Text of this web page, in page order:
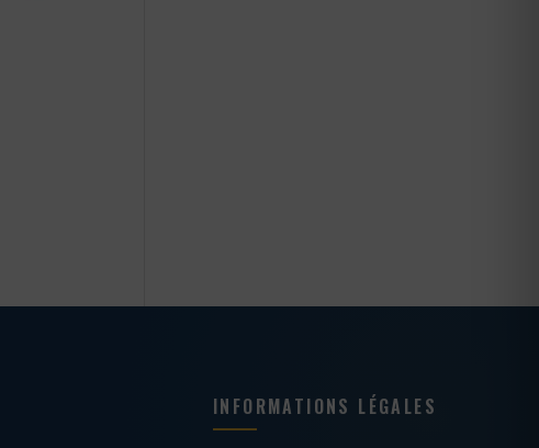
INFORMATIONS LÉGALES